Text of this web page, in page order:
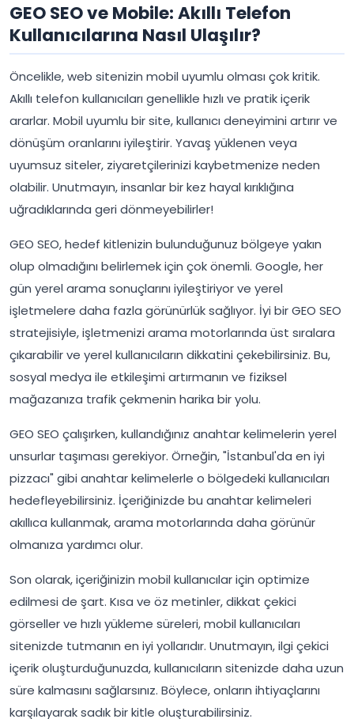
GEO SEO ve Mobile: Akıllı Telefon
Kullanıcılarına Nasıl Ulaşılır?
Öncelikle, web sitenizin mobil uyumlu olması çok kritik.
Akıllı telefon kullanıcıları genellikle hızlı ve pratik içerik
ararlar. Mobil uyumlu bir site, kullanıcı deneyimini artırır ve
dönüşüm oranlarını iyileştirir. Yavaş yüklenen veya
uyumsuz siteler, ziyaretçilerinizi kaybetmenize neden
olabilir. Unutmayın, insanlar bir kez hayal kırıklığına
uğradıklarında geri dönmeyebilirler!
GEO SEO, hedef kitlenizin bulunduğunuz bölgeye yakın
olup olmadığını belirlemek için çok önemli. Google, her
gün yerel arama sonuçlarını iyileştiriyor ve yerel
işletmelere daha fazla görünürlük sağlıyor. İyi bir GEO SEO
stratejisiyle, işletmenizi arama motorlarında üst sıralara
çıkarabilir ve yerel kullanıcıların dikkatini çekebilirsiniz. Bu,
sosyal medya ile etkileşimi artırmanın ve fiziksel
mağazanıza trafik çekmenin harika bir yolu.
GEO SEO çalışırken, kullandığınız anahtar kelimelerin yerel
unsurlar taşıması gerekiyor. Örneğin, "İstanbul'da en iyi
pizzacı" gibi anahtar kelimelerle o bölgedeki kullanıcıları
hedefleyebilirsiniz. İçeriğinizde bu anahtar kelimeleri
akıllıca kullanmak, arama motorlarında daha görünür
olmanıza yardımcı olur.
Son olarak, içeriğinizin mobil kullanıcılar için optimize
edilmesi de şart. Kısa ve öz metinler, dikkat çekici
görseller ve hızlı yükleme süreleri, mobil kullanıcıları
sitenizde tutmanın en iyi yollarıdır. Unutmayın, ilgi çekici
içerik oluşturduğunuzda, kullanıcıların sitenizde daha uzun
süre kalmasını sağlarsınız. Böylece, onların ihtiyaçlarını
karşılayarak sadık bir kitle oluşturabilirsiniz.